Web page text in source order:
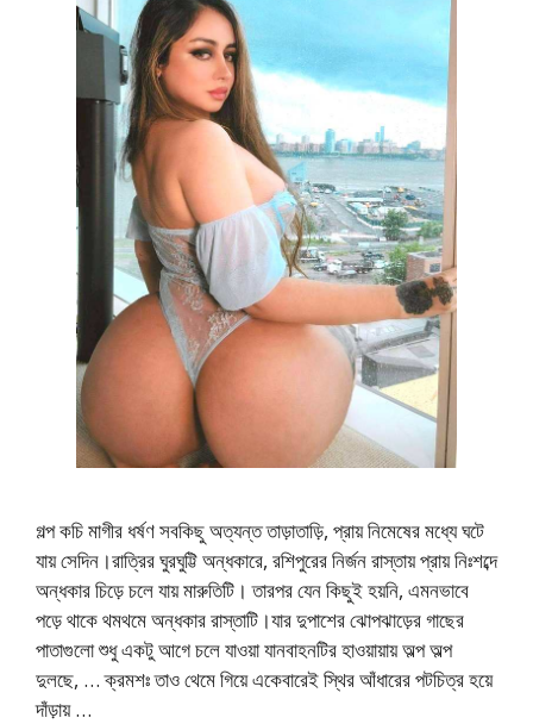
গল্প কচি মাগীর ধর্ষণ সবকিছু অত্যন্ত তাড়াতাড়ি, প্রায় নিমেষের মধ্যে ঘটে
যায় সেদিন।রাত্রির ঘুরঘুট্টি অন্ধকারে, রশিপুরের নির্জন রাস্তায় প্রায় নিঃশব্দে
অন্ধকার চিড়ে চলে যায় মারুতিটি। তারপর যেন কিছুই হয়নি, এমনভাবে
পড়ে থাকে থমথমে অন্ধকার রাস্তাটি।যার দুপাশের ঝোপঝাড়ের গাছের
পাতাগুলো শুধু একটু আগে চলে যাওয়া যানবাহনটির হাওয়ায়ায় অল্প অল্প
দুলছে, … ক্রমশঃ তাও থেমে গিয়ে একেবারেই স্থির আঁধারের পটচিত্র হয়ে
দাঁড়ায় …